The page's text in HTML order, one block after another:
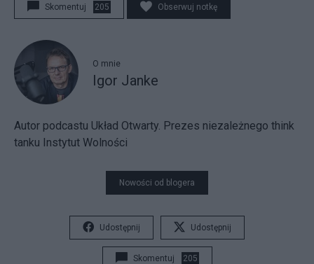
Skomentuj 205 Obserwuj notkę
O mnie
Igor Janke
Autor podcastu Układ Otwarty. Prezes niezależnego think
tanku Instytut Wolności
Nowości od blogera
Udostępnij Udostępnij
Skomentuj 205